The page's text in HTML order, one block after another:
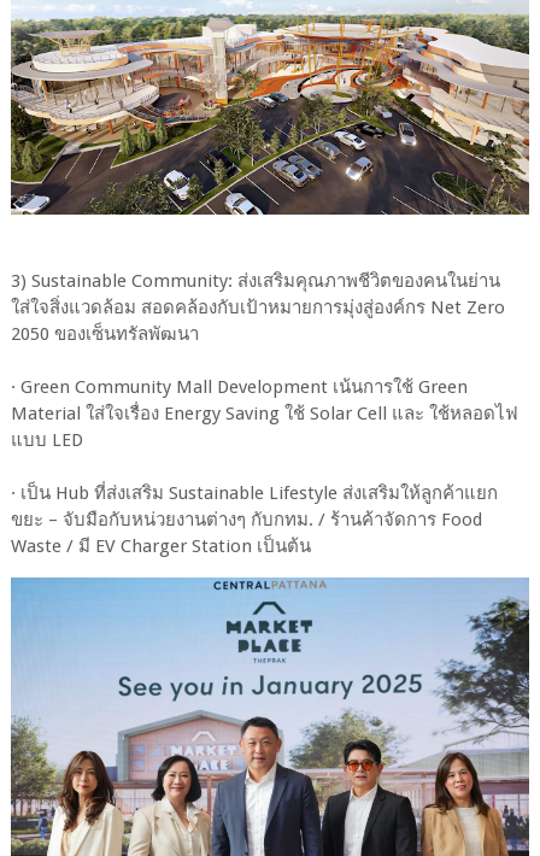
3) Sustainable Community: ส่งเสริมคุณภาพชีวิตของคนในย่าน
ใส่ใจสิ่งแวดล้อม สอดคล้องกับเป้าหมายการมุ่งสู่องค์กร Net Zero
2050 ของเซ็นทรัลพัฒนา
· Green Community Mall Development เน้นการใช้ Green
Material ใส่ใจเรื่อง Energy Saving ใช้ Solar Cell และ ใช้หลอดไฟ
แบบ LED
· เป็น Hub ที่ส่งเสริม Sustainable Lifestyle ส่งเสริมให้ลูกค้าแยก
ขยะ – จับมือกับหน่วยงานต่างๆ กับกทม. / ร้านค้าจัดการ Food
Waste / มี EV Charger Station เป็นต้น